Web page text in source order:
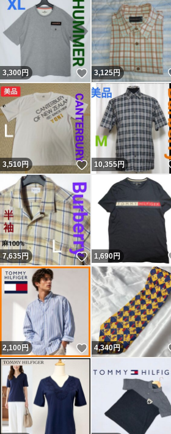
3,300円 いいね！
3,125円
3,510円 いいね！
10,355円
7,635円 いいね！
1,690円
2,100 円 いいね！
4,340円